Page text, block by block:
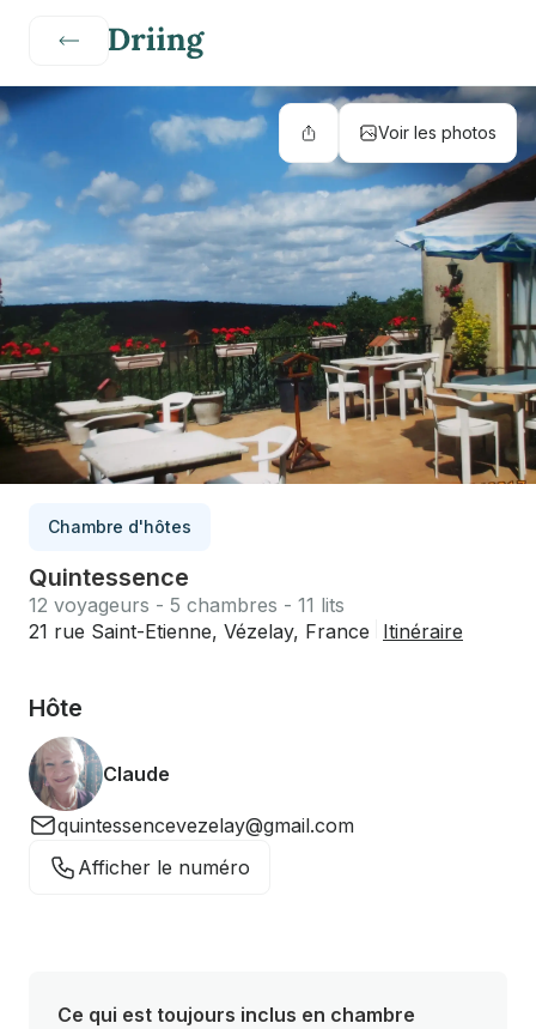
Voir les photos
Chambre d'hôtes
Quintessence
12 voyageurs - 5 chambres - 11 lits
21 rue Saint-Etienne, Vézelay, France
Itinéraire
Hôte
Claude
quintessencevezelay@gmail.com
Afficher le numéro
Ce qui est toujours inclus en chambre